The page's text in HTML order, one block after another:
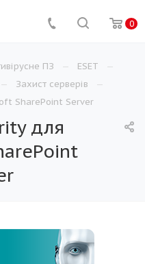
0
ПЗ
ESET
Захист серверів
SharePoint Server
для